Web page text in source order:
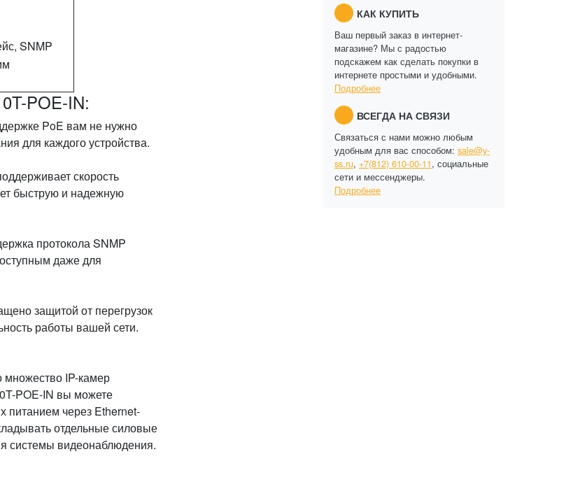
SNMP
POE-IN:
PoE вам не нужно
для каждого устройства.
скорость
быструю и надежную
протокола SNMP
даже для
защитой от перегрузок
работы вашей сети.
множество IP-камер
POE-IN вы можете
питанием через Ethernet-
отдельные силовые
системы видеонаблюдения.
КАК КУПИТЬ
Ваш первый заказ в интернет-
магазине? Мы с радостью
подскажем как сделать покупки в
интернете простыми и удобными.
Подробнее
ВСЕГДА НА СВЯЗИ
Связаться с нами можно любым
удобным для вас способом: sale@y-
ss.ru, +7(812) 610-00-11, социальные
сети и мессенджеры.
Подробнее